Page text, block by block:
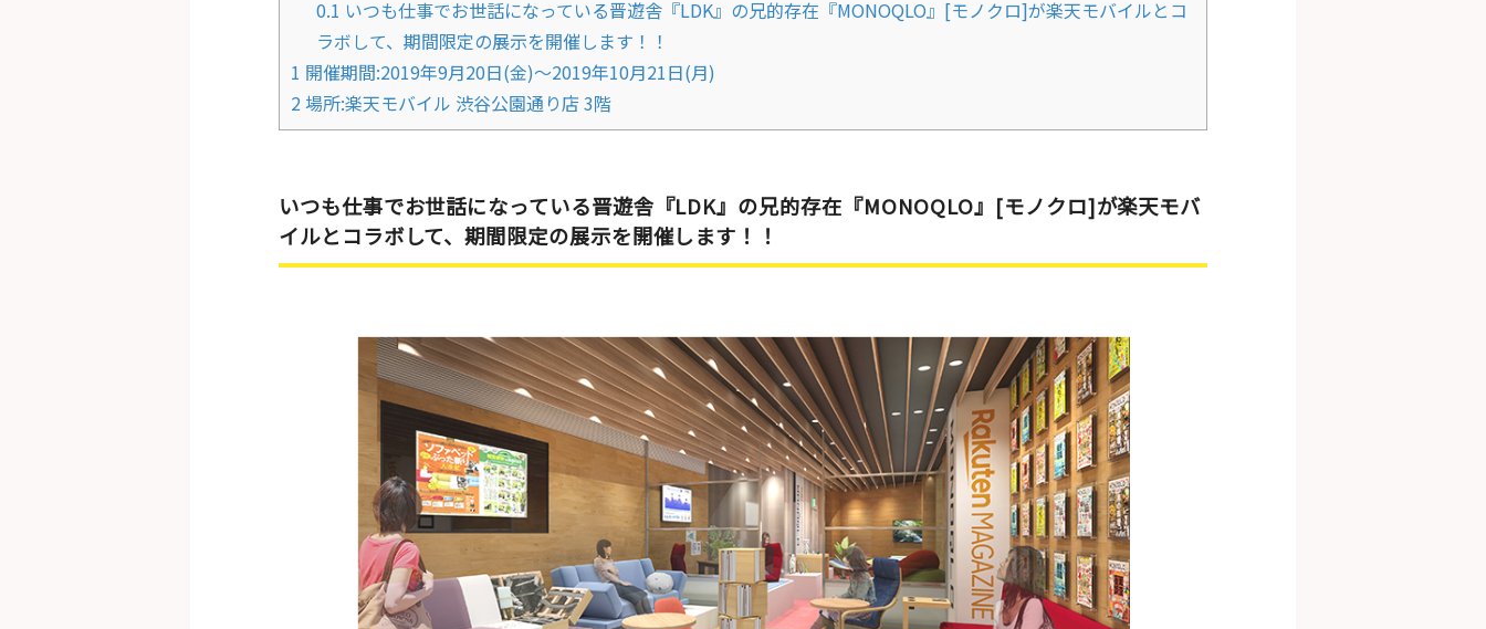
0.1 いつも仕事でお世話になっている晋遊舎『LDK』の兄的存在『MONOQLO』[モノクロ]が楽天モバイルとコ
ラボして、期間限定の展示を開催します！！
1 開催期間:2019年9月20日(金)～2019年10月21日(月)
2場所:楽天モバイル 渋谷公園通り店 3階
いつも仕事でお世話になっている晋遊舎『LDK』の兄的存在『MONOQLO』[モノクロ]が楽天モバ
イルとコラボして、期間限定の展示を開催します！！